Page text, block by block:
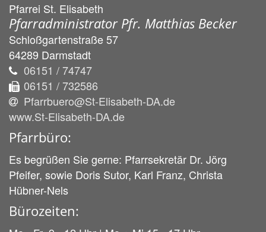
Pfarrei St. Elisabeth
Pfarradministrator Pfr. Matthias Becker
Schloßgartenstraße 57
64289 Darmstadt
06151 / 74747
06151 / 732586
Pfarrbuero@St-Elisabeth-DA.de
www.St-Elisabeth-DA.de
Pfarrbüro:
Es begrüßen Sie gerne: Pfarrsekretär Dr. Jörg
Pfeifer, sowie Doris Sutor, Karl Franz, Christa
Hübner-Nels
Bürozeiten: